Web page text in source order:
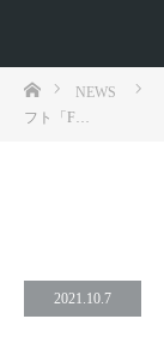
ホームNEWS
フト「F…
2021.10.7